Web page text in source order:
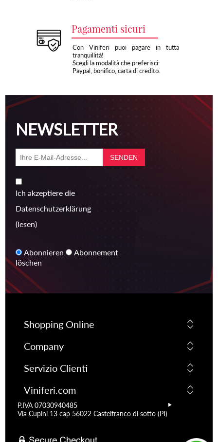
Pagamenti sicuri
Con Viniferi puoi pagare in tutta
tranquillità!
Scegli la modalità che preferisci:
Paypal, bonifico, carta di credito.
NEWSLETTER
Ich akzeptiere die
Datenschutzerklärung
(lesen)
Abonnieren
Abonnement
löschen
Shopping Online
Company
Servizio Clienti
Viniferi.com
P.IVA 07030940485
Via Cupini 13 cap 56022 Castelfranco di sotto (PI)